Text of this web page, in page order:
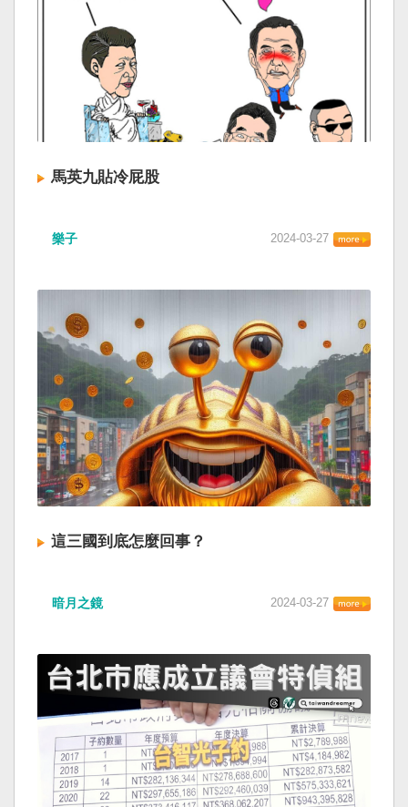
馬英九貼冷屁股
樂子 2024-03-27
這三國到底怎麼回事？
暗月之鏡 2024-03-27